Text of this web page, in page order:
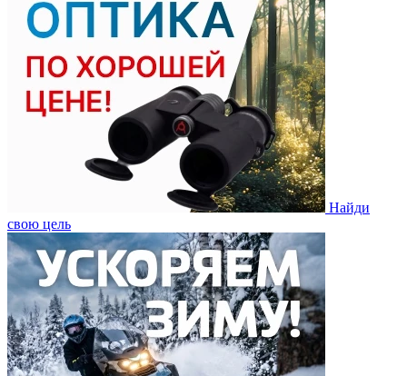
Найди
свою цель